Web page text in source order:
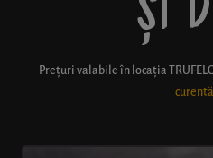
ȘI
Prețuri valabile în locația
curentă